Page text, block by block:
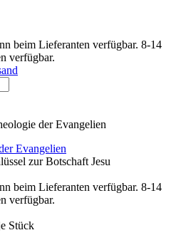
8-14
verfügbar.
Evangelien
zur Botschaft Jesu
8-14
verfügbar.
Stück